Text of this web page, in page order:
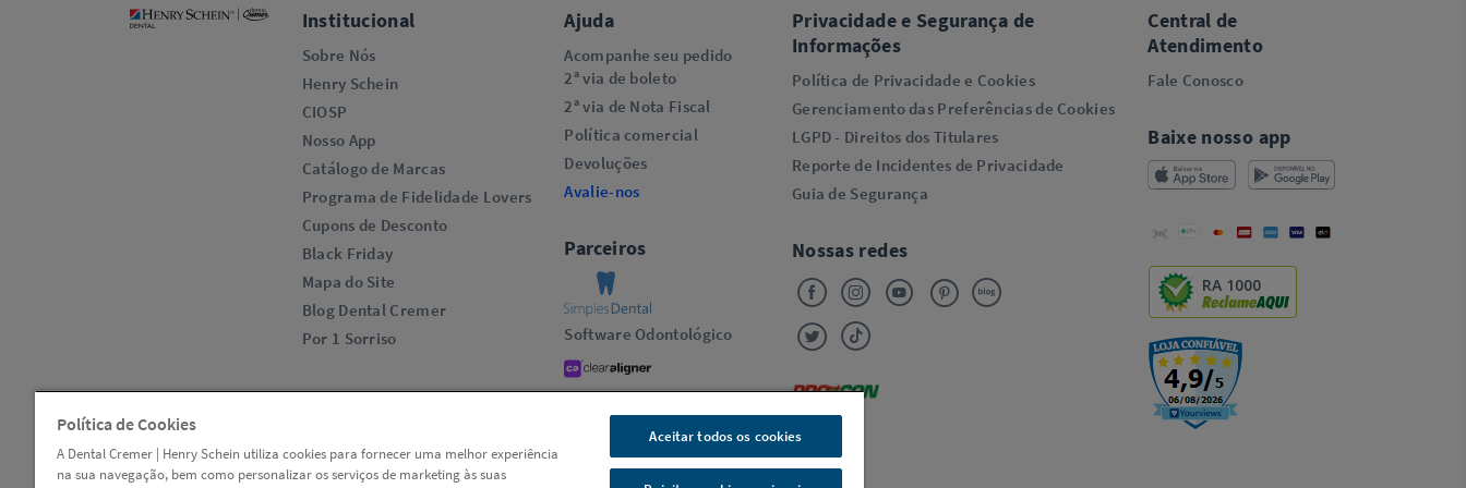
Institucional
Sobre Nós
Henry Schein
CIOSP
Nosso App
Catálogo de Marcas
Programa de Fidelidade Lovers​
Cupons de Desconto
Black Friday
Mapa do Site
Blog Dental Cremer
Por 1 Sorriso
Ajuda
Acompanhe seu pedido
2ª via de boleto
2ª via de Nota Fiscal
Política comercial
Devoluções
Avalie-nos
Parceiros
Software Odontológico
Alinhadores Transparentes
Oral-B
Privacidade e Segurança de
Informações
Política de Privacidade e Cookies
Gerenciamento das Preferências de Cookies
LGPD - Direitos dos Titulares
Reporte de Incidentes de Privacidade
Guia de Segurança
Nossas redes
Central de
Atendimento
Fale Conosco
Baixe nosso app
RA 1000
Política de Cookies
A Dental Cremer | Henry Schein utiliza cookies para fornecer uma melhor experiência
na sua navegação, bem como personalizar os serviços de marketing às suas
Aceitar todos os cookies